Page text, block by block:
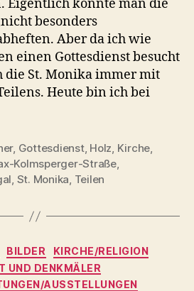
Eigentlich könnte man die
besonders
Aber da ich wie
einen Gottesdienst besucht
die St. Monika immer mit
Heute bin ich bei
, Gottesdienst, Holz, Kirche,
Kolmsperger-Straße,
, St. Monika, Teilen
Kategorien
BILDER
KIRCHE/RELIGION
UND DENKMÄLER
AUSSTELLUNGEN